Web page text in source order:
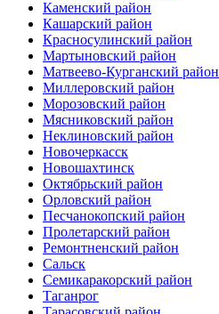
Каменский район
Кашарский район
Красносулинский район
Мартыновский район
Матвеево-Курганский район
Миллеровский район
Морозовский район
Мясниковский район
Неклиновский район
Новочеркасск
Новошахтинск
Октябрьский район
Орловский район
Песчанокопский район
Пролетарский район
Ремонтненский район
Сальск
Семикаракорский район
Таганрог